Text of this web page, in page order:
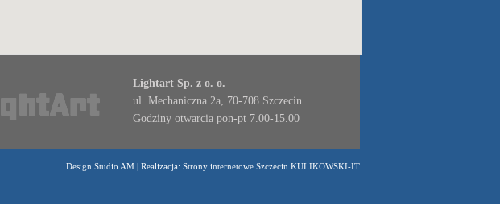
Lightart Sp. z o. o.
ul. Mechaniczna 2a, 70-708 Szczecin
Godziny otwarcia pon-pt 7.00-15.00
Design Studio AM | Realizacja: Strony internetowe Szczecin KULIKOWSKI-IT